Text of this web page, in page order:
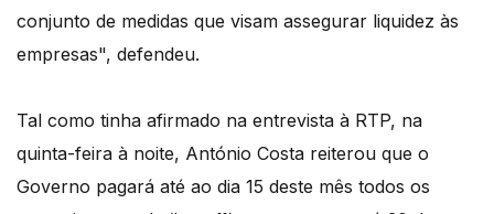
conjunto de medidas que visam assegurar liquidez às
empresas", defendeu.
Tal como tinha afirmado na entrevista à RTP, na
quinta-feira à noite, António Costa reiterou que o
Governo pagará até ao dia 15 deste mês todos os